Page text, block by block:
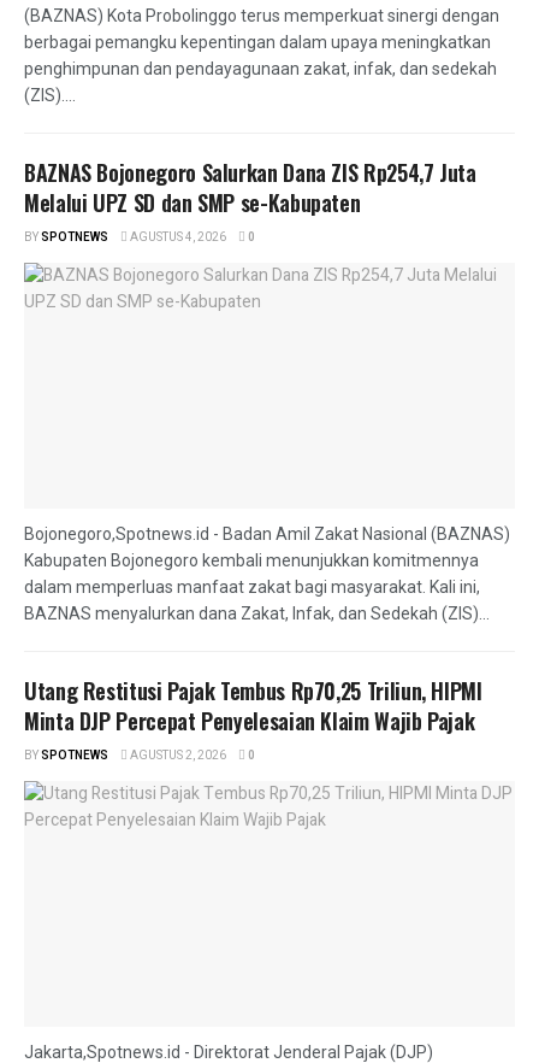
(BAZNAS) Kota Probolinggo terus memperkuat sinergi dengan
berbagai pemangku kepentingan dalam upaya meningkatkan
penghimpunan dan pendayagunaan zakat, infak, dan sedekah
(ZIS)....
BAZNAS Bojonegoro Salurkan Dana ZIS Rp254,7 Juta
Melalui UPZ SD dan SMP se-Kabupaten
BYSPOTNEWS AGUSTUS 4, 2026 0
Bojonegoro,Spotnews.id - Badan Amil Zakat Nasional (BAZNAS)
Kabupaten Bojonegoro kembali menunjukkan komitmennya
dalam memperluas manfaat zakat bagi masyarakat. Kali ini,
BAZNAS menyalurkan dana Zakat, Infak, dan Sedekah (ZIS)...
Utang Restitusi Pajak Tembus Rp70,25 Triliun, HIPMI
Minta DJP Percepat Penyelesaian Klaim Wajib Pajak
BYSPOTNEWS AGUSTUS 2, 2026 0
Jakarta,Spotnews.id - Direktorat Jenderal Pajak (DJP)